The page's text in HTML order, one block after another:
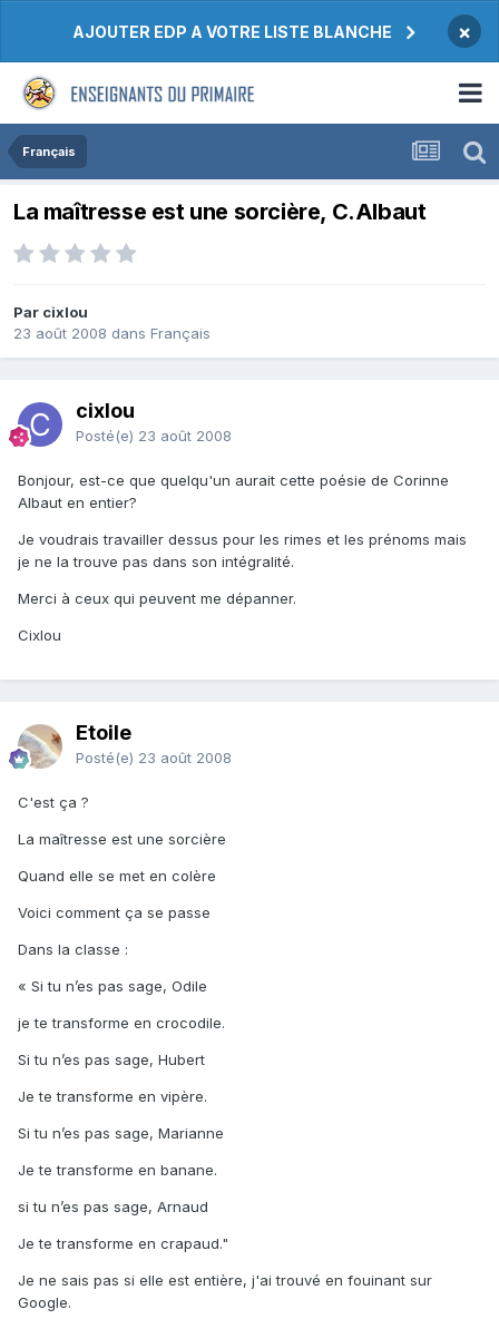
AJOUTER EDP A VOTRE LISTE BLANCHE ×
Français
La maîtresse est une sorcière, C.Albaut
Par cixlou
23 août 2008 dans Français
cixlou
Posté(e) 23 août 2008
Bonjour, est-ce que quelqu'un aurait cette poésie de Corinne
Albaut en entier?
Je voudrais travailler dessus pour les rimes et les prénoms mais
je ne la trouve pas dans son intégralité.
Merci à ceux qui peuvent me dépanner.
Cixlou
Etoile
Posté(e) 23 août 2008
C'est ça ?
La maîtresse est une sorcière
Quand elle se met en colère
Voici comment ça se passe
Dans la classe :
« Si tu n’es pas sage, Odile
je te transforme en crocodile.
Si tu n’es pas sage, Hubert
Je te transforme en vipère.
Si tu n’es pas sage, Marianne
Je te transforme en banane.
si tu n’es pas sage, Arnaud
Je te transforme en crapaud."
Je ne sais pas si elle est entière, j'ai trouvé en fouinant sur
Google.